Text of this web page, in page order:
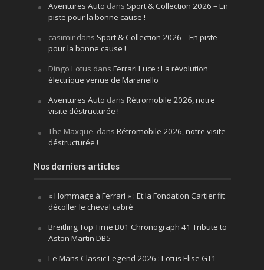
Aventures Auto dans Sport & Collection 2026 – En
piste pour la bonne cause !
casimirdans Sport & Collection 2026 – En piste
pour la bonne cause !
Dingo Lotus dans Ferrari Luce : La révolution
électrique venue de Maranello
Aventures Auto dans Rétromobile 2026, notre
visite déstructurée !
The Maxque. dans Rétromobile 2026, notre visite
déstructurée !
Nos derniers articles
« Hommage à Ferrari » : Et la Fondation Cartier fit
décoller le cheval cabré
Breitling Top Time B01 Chronograph 41 Tribute to
Aston Martin DB5
Le Mans Classic Legend 2026 : Lotus Elise GT1